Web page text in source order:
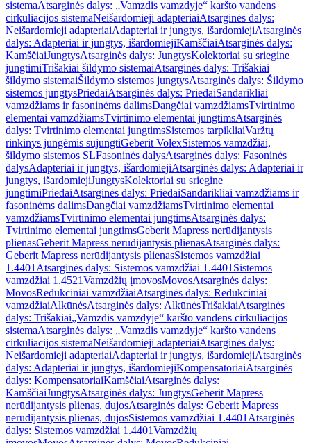
sistemaAtsarginės dalys: „Vamzdis vamzdyje“ karšto vandens
cirkuliacijos sistemaNeišardomieji adapteriaiAtsarginės dalys:
Neišardomieji adapteriaiAdapteriai ir jungtys, išardomiejiAtsarginės
dalys: Adapteriai ir jungtys, išardomiejiKamščiaiAtsarginės dalys:
KamščiaiJungtysAtsarginės dalys: JungtysKolektoriai su sriegine
jungtimiTrišakiai šildymo sistemaiAtsarginės dalys: Trišakiai
šildymo sistemaiŠildymo sistemos jungtysAtsarginės dalys: Šildymo
sistemos jungtysPriedaiAtsarginės dalys: PriedaiSandarikliai
vamzdžiams ir fasoninėms dalimsDangčiai vamzdžiamsTvirtinimo
elementai vamzdžiamsTvirtinimo elementai jungtimsAtsarginės
dalys: Tvirtinimo elementai jungtimsSistemos tarpikliaiVaržtų
rinkinys jungėmis sujungtiGeberit VolexSistemos vamzdžiai,
šildymo sistemos SLFasoninės dalysAtsarginės dalys: Fasoninės
dalysAdapteriai ir jungtys, išardomiejiAtsarginės dalys: Adapteriai ir
jungtys, išardomiejiJungtysKolektoriai su sriegine
jungtimiPriedaiAtsarginės dalys: PriedaiSandarikliai vamzdžiams ir
fasoninėms dalimsDangčiai vamzdžiamsTvirtinimo elementai
vamzdžiamsTvirtinimo elementai jungtimsAtsarginės dalys:
Tvirtinimo elementai jungtimsGeberit Mapress nerūdijantysis
plienasGeberit Mapress nerūdijantysis plienasAtsarginės dalys:
Geberit Mapress nerūdijantysis plienasSistemos vamzdžiai
1.4401 Atsarginės dalys: Sistemos vamzdžiai 1.4401 Sistemos
vamzdžiai 1.4521Vamzdžių įmovosMovosAtsarginės dalys:
MovosRedukciniai vamzdžiaiAtsarginės dalys: Redukciniai
vamzdžiaiAlkūnėsAtsarginės dalys: AlkūnėsTrišakiaiAtsarginės
dalys: Trišakiai„Vamzdis vamzdyje“ karšto vandens cirkuliacijos
sistemaAtsarginės dalys: „Vamzdis vamzdyje“ karšto vandens
cirkuliacijos sistemaNeišardomieji adapteriaiAtsarginės dalys:
Neišardomieji adapteriaiAdapteriai ir jungtys, išardomiejiAtsarginės
dalys: Adapteriai ir jungtys, išardomiejiKompensatoriaiAtsarginės
dalys: KompensatoriaiKamščiaiAtsarginės dalys:
KamščiaiJungtysAtsarginės dalys: JungtysGeberit Mapress
nerūdijantysis plienas, dujosAtsarginės dalys: Geberit Mapress
nerūdijantysis plienas, dujosSistemos vamzdžiai 1.4401 Atsarginės
dalys: Sistemos vamzdžiai 1.4401Vamzdžių